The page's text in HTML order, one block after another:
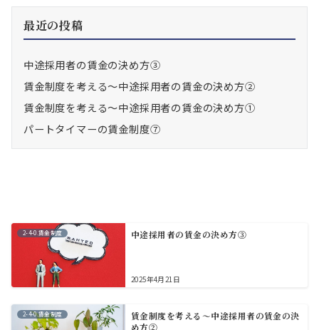
最近の投稿
中途採用者の賃金の決め方③
賃金制度を考える～中途採用者の賃金の決め方②
賃金制度を考える～中途採用者の賃金の決め方①
パートタイマーの賃金制度⑦
2-4-0.賃金制度 中途採用者の賃金の決め方③
2025年4月21日
2-4-0.賃金制度
賃金制度を考える～中途採用者の賃金の決
め方②